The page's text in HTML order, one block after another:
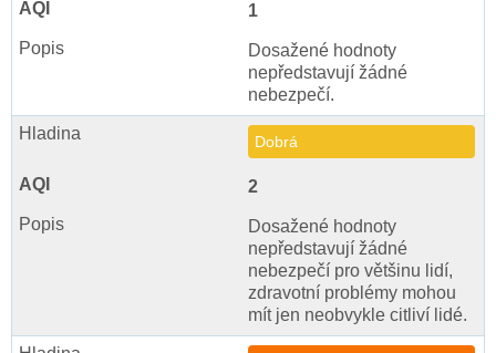
1
Dosažené hodnoty
nepředstavují žádné
nebezpečí.
Dobrá
2
Dosažené hodnoty
nepředstavují žádné
nebezpečí pro většinu lidí,
zdravotní problémy mohou
mít jen neobvykle citliví lidé.